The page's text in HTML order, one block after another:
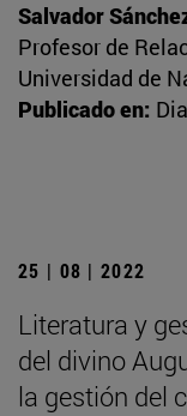
Salvador
Profesor de
Universidad de
Publicado en:
25 | 08 | 2022
Literatura y
del divino
la gestión del